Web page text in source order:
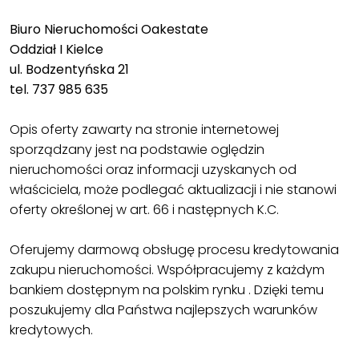
Biuro Nieruchomości Oakestate
Oddział I Kielce
ul. Bodzentyńska 21
tel. 737 985 635
Opis oferty zawarty na stronie internetowej
sporządzany jest na podstawie oględzin
nieruchomości oraz informacji uzyskanych od
właściciela, może podlegać aktualizacji i nie stanowi
oferty określonej w art. 66 i następnych K.C.
Oferujemy darmową obsługę procesu kredytowania
zakupu nieruchomości. Współpracujemy z każdym
bankiem dostępnym na polskim rynku . Dzięki temu
poszukujemy dla Państwa najlepszych warunków
kredytowych.